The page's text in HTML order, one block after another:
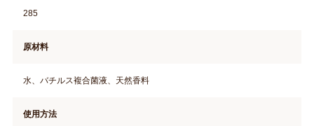
285
原材料
水、バチルス複合菌液、天然香料
使用方法